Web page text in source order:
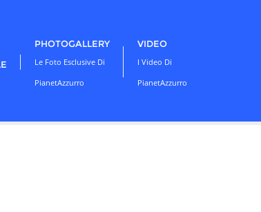
PHOTOGALLERY
Le Foto Esclusive Di
PianetAzzurro
VIDEO
I Video Di
PianetAzzurro